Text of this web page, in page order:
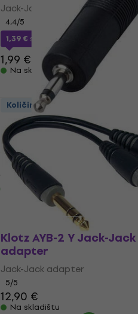
Jack-Jack adapter
4,4/5
1,39 € s kodom MUZMUZ-30
1,99 €
Na skladištu
Bespeco AD125 Jack-Jack
adapter
Jack-Jack adapter
3,9 /5
1,59 €
Na skladištu
Količinski popust
Klotz AYB-2 Y Jack-Jack
adapter
Jack-Jack adapter
5/5
12,90 €
Na skladištu